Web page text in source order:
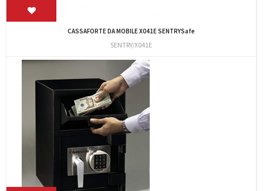
CASSAFORTE DA MOBILE X041E SENTRYSafe
SENTRY/X041E